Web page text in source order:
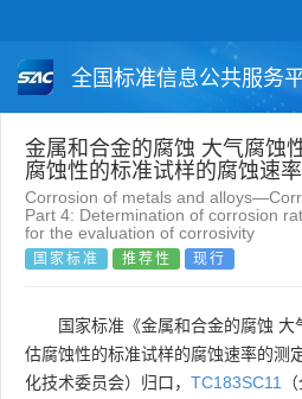
全国标准信息公共服务
国家标准 行业标准
团体标准 企业标准
国外标准 技术委员会
金属和合金的腐蚀 大气腐蚀
腐蚀性的标准试样的腐蚀速
Corrosion of metals and
Part 4: Determination of corrosion
for the evaluation of corrosivity
国家标准 推荐性 现行
国家标准《金属和合金的腐蚀
估腐蚀性的标准试样的腐蚀速率的测
化技术委员会）归口， TC183SC11